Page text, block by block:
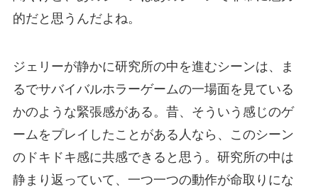
的だと思うんだよね。
ジェリーが静かに研究所の中を進むシーンは、ま
るでサバイバルホラーゲームの一場面を見ている
かのような緊張感がある。昔、そういう感じのゲ
ームをプレイしたことがある人なら、このシーン
のドキドキ感に共感できると思う。研究所の中は
静まり返っていて、一つ一つの動作が命取りにな